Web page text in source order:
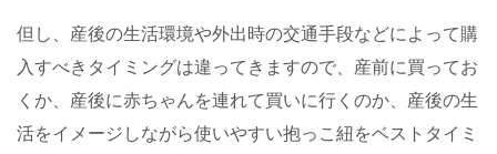
但し、産後の生活環境や外出時の交通手段などによって購
入すべきタイミングは違ってきますので、産前に買ってお
くか、産後に赤ちゃんを連れて買いに行くのか、産後の生
活をイメージしながら使いやすい抱っこ紐をベストタイミ